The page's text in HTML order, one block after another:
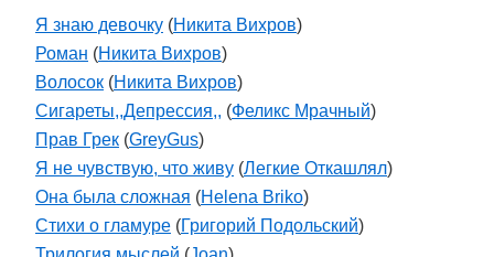
Я знаю девочку (Никита Вихров)
Роман (Никита Вихров)
Волосок (Никита Вихров)
Сигареты,,Депрессия,, (Феликс Мрачный)
Прав Грек (GreyGus)
Я не чувствую, что живу (Легкие Откашлял)
Она была сложная (Helena Briko)
Стихи о гламуре (Григорий Подольский)